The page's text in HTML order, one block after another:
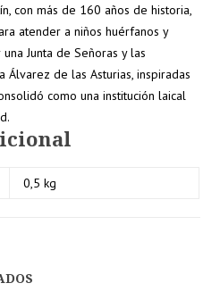
con más de 160 años de historia,
atender a niños huérfanos y
Junta de Señoras y las
Álvarez de las Asturias, inspiradas
como una institución laical
0,5 kg